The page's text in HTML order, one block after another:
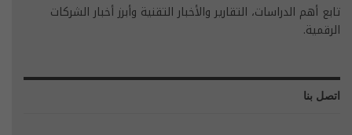
تابع أهم الدراسات، التقارير والأخبار التقنية وأبرز أخبار الشركات
الرقمية.
اتصل بنا